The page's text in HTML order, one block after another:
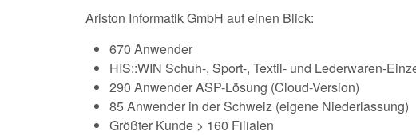
Ariston Informatik GmbH auf einen Blick:
670 Anwender
HIS::WIN Schuh-, Sport-, Textil- und Lederwaren-
290 Anwender ASP-Lösung (Cloud-Version)
85 Anwender in der Schweiz (eigene Niederlassung)
Größter Kunde > 160 Filialen